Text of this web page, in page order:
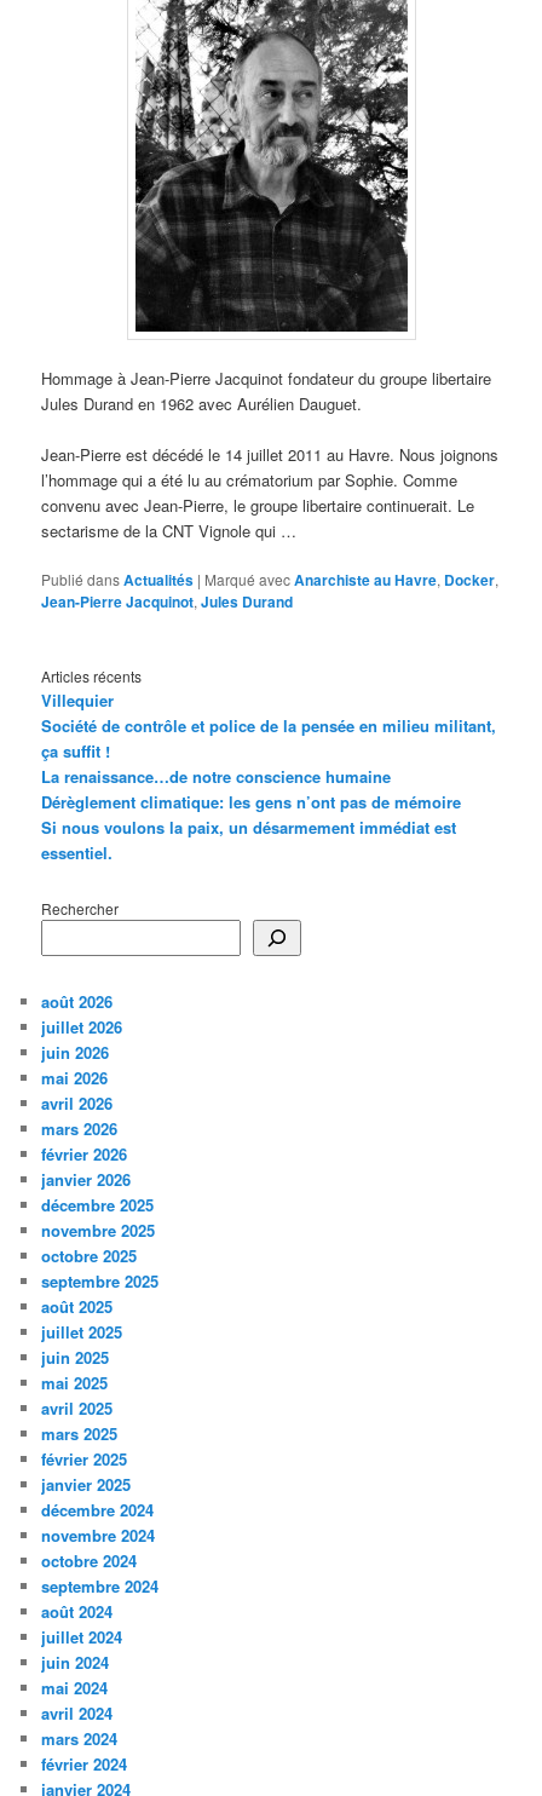
Hommage à Jean-Pierre Jacquinot fondateur du groupe libertaire
Jules Durand en 1962 avec Aurélien Dauguet.
Jean-Pierre est décédé le 14 juillet 2011 au Havre. Nous joignons
l’hommage qui a été lu au crématorium par Sophie. Comme
convenu avec Jean-Pierre, le groupe libertaire continuerait. Le
sectarisme de la CNT Vignole qui …
Publié dansActualités | Marqué avecAnarchiste au Havre, Docker,
Jean-Pierre Jacquinot,Jules Durand
Articles récents
Villequier
Société de contrôle et police de la pensée en milieu militant,
ça suffit !
La renaissance…de notre conscience humaine
Dérèglement climatique: les gens n’ont pas de mémoire
Si nous voulons la paix, un désarmement immédiat est
essentiel.
Rechercher
août 2026
juillet 2026
juin 2026
mai 2026
avril 2026
mars 2026
février 2026
janvier 2026
décembre 2025
novembre 2025
octobre 2025
septembre 2025
août 2025
juillet 2025
juin 2025
mai 2025
avril 2025
mars 2025
février 2025
janvier 2025
décembre 2024
novembre 2024
octobre 2024
septembre 2024
août 2024
juillet 2024
juin 2024
mai 2024
avril 2024
mars 2024
février 2024
janvier 2024